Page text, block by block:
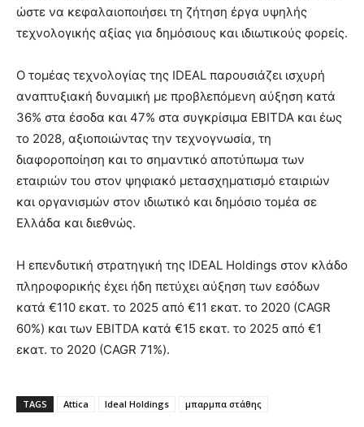
ώστε να κεφαλαιοποιήσει τη ζήτηση έργα υψηλής
τεχνολογικής αξίας για δημόσιους και ιδιωτικούς φορείς.
Ο τομέας τεχνολογίας της IDEAL παρουσιάζει ισχυρή
αναπτυξιακή δυναμική με προβλεπόμενη αύξηση κατά
36% στα έσοδα και 47% στα συγκρίσιμα EBITDA και έως
το 2028, αξιοποιώντας την τεχνογνωσία, τη
διαφοροποίηση και το σημαντικό αποτύπωμα των
εταιριών του στον ψηφιακό μετασχηματισμό εταιριών
και οργανισμών στον ιδιωτικό και δημόσιο τομέα σε
Ελλάδα και διεθνώς.
Η επενδυτική στρατηγική της IDEAL Holdings στον κλάδο
πληροφορικής έχει ήδη πετύχει αύξηση των εσόδων
κατά €110 εκατ. το 2025 από €11 εκατ. το 2020 (CAGR
60%) και των EBITDA κατά €15 εκατ. το 2025 από €1
εκατ. το 2020 (CAGR 71%).
TAGS Attica Ideal Holdings μπαρμπα στάθης